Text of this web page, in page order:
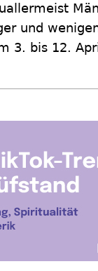
und
3. bis 12.